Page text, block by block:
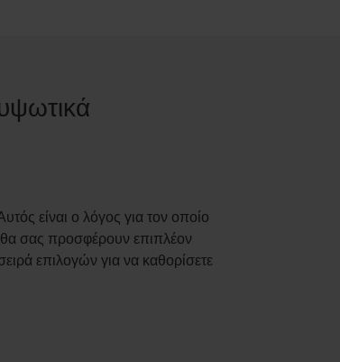
είναι ο λόγος για τον οποίο
θα σας προσφέρουν επιπλέον
επιλογών για να καθορίσετε